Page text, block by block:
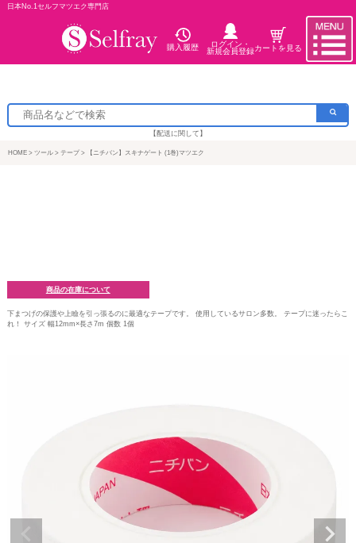
日本No.1セルフマツエク専門店
購入履歴
ログイン・
新規会員登録カートを見る
【配送に関して】
HOME ツール テープ 【ニチバン】スキナゲート (1巻)マツエク
商品の在庫について
下まつげの保護や上瞼を引っ張るのに最適なテープです。 使用しているサロン多数。 テープに迷ったらこ
れ！ サイズ 幅12mm×長さ7m 個数 1個